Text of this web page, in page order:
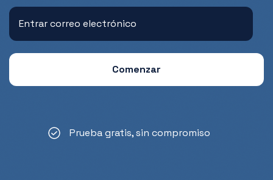
Prueba gratis, sin compromiso